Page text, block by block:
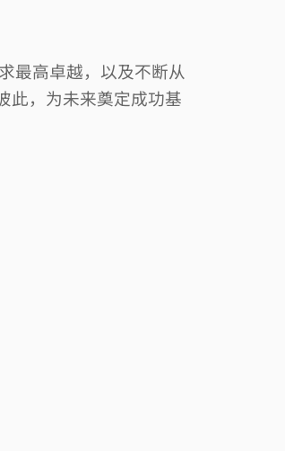
最高卓越，以及不断从
此，为未来奠定成功基